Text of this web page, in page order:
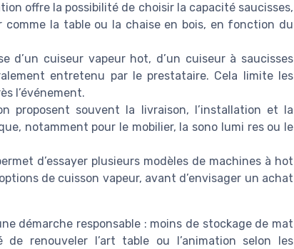
offre la possibilité de choisir la capacité saucisses,
comme la table ou la chaise en bois, en fonction du
d’un cuiseur vapeur hot, d’un cuiseur à saucisses
entretenu par le prestataire. Cela limite les
l’événement.
proposent souvent la livraison, l’installation et la
notamment pour le mobilier, la sono lumi res ou le
d’essayer plusieurs modèles de machines à hot
de cuisson vapeur, avant d’envisager un achat
démarche responsable : moins de stockage de mat
renouveler l’art table ou l’animation selon les